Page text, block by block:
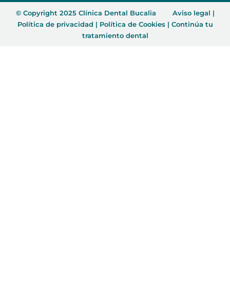
© Copyright 2025 Clínica Dental Bucalia Aviso legal |
Política de privacidad | Política de Cookies| Continúa tu
tratamiento dental